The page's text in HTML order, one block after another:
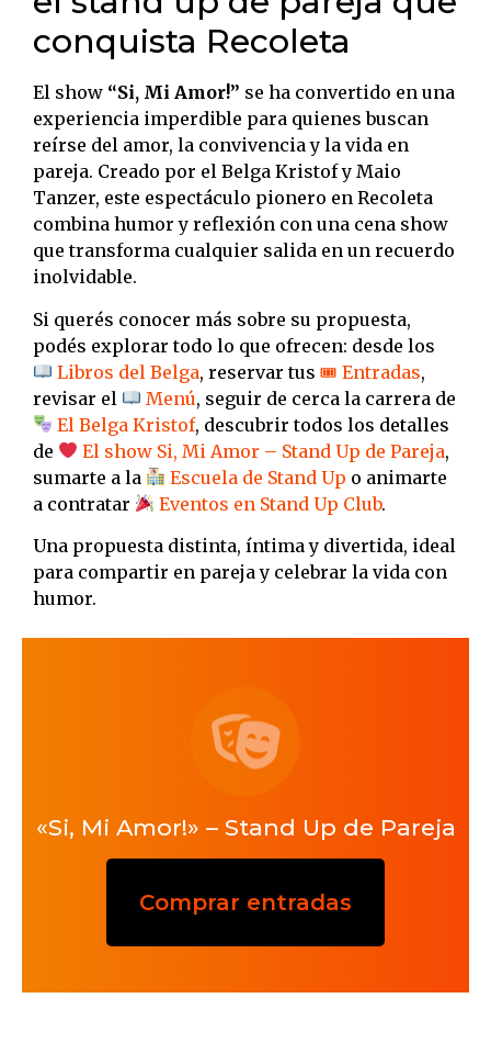
conquista Recoleta
El show “Si, Mi Amor!” se ha convertido en una
experiencia imperdible para quienes buscan
reírse del amor, la convivencia y la vida en
pareja. Creado por el Belga Kristof y Maio
Tanzer, este espectáculo pionero en Recoleta
combina humor y reflexión con una cena show
que transforma cualquier salida en un recuerdo
inolvidable.
Si querés conocer más sobre su propuesta,
podés explorar todo lo que ofrecen: desde los
Libros del Belga, reservar tus🎟 Entradas,
revisar el
Menú, seguir de cerca la carrera de
El Belga Kristof, descubrir todos los detalles
de
El show Si, Mi Amor – Stand Up de Pareja,
sumarte a la
Escuela de Stand Up o animarte
a contratar
Eventos en Stand Up Club.
Una propuesta distinta, íntima y divertida, ideal
para compartir en pareja y celebrar la vida con
humor.
«Si, Mi Amor!» – Stand Up de Pareja
Comprar entradas